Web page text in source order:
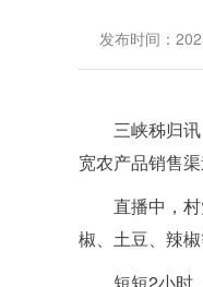
发布时间：
三峡秭归
宽农产品销售
直播中，
椒、土豆、辣椒